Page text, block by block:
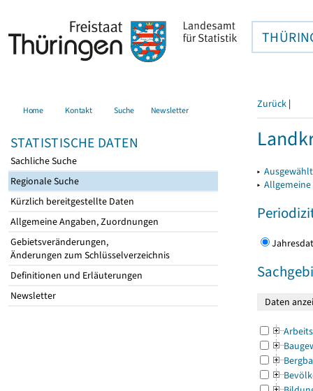
Home Kontakt Suche Newsletter
STATISTISCHE DATEN
Sachliche Suche
Regionale Suche
Kürzlich bereitgestellte Daten
Allgemeine Angaben, Zuordnungen
Gebietsveränderungen,
Änderungen zum Schlüsselverzeichnis
Definitionen und Erläuterungen
Newsletter
Zurück |
▸
▸